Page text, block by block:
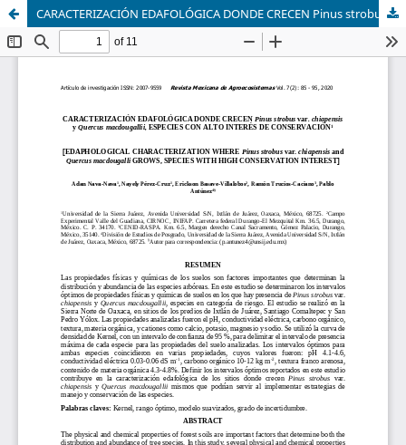
CARACTERIZACIÓN EDAFOLÓGICA DONDE CRECEN Pinus strobus var. chiapensis y Quercus macdougallii, ESPECIES CON ALTO INTERÉS DE CONSERVACIÓN